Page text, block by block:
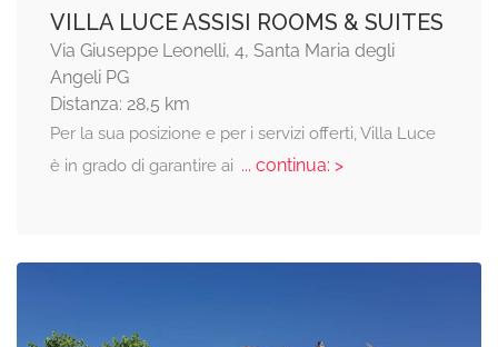
VILLA LUCE ASSISI ROOMS & SUITES
Via Giuseppe Leonelli, 4, Santa Maria degli
Angeli PG
Distanza: 28,5 km
Per la sua posizione e per i servizi offerti, Villa Luce
è in grado di garantire ai ... continua: >